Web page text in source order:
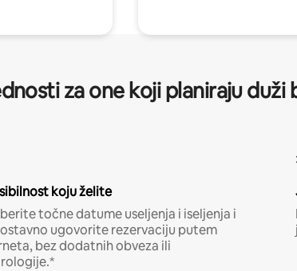
za one koji planiraju duži
koju želite
točne datume useljenja i iseljenja i
ugovorite rezervaciju putem
bez dodatnih obveza ili